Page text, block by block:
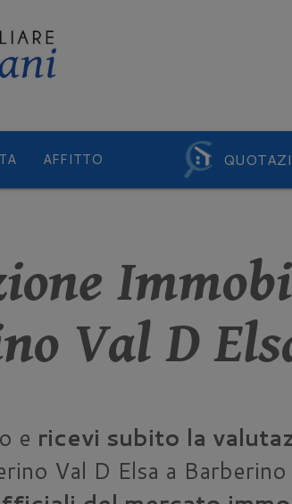
AFFITTO
Val D
e ricevi subito la
Val D Elsa a